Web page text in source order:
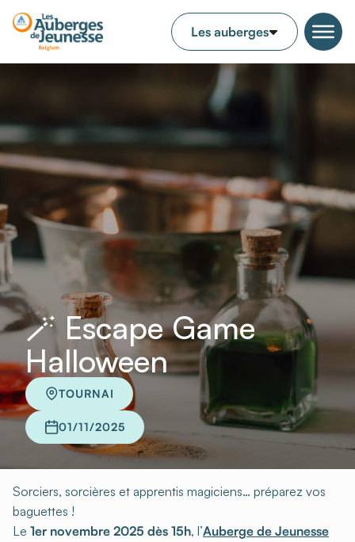
🪄 Escape Game
Halloween
TOURNAI
01/11/2025
Sorciers, sorcières et apprentis magiciens… préparez vos
baguettes !
Le 1er novembre 2025 dès 15h, l’Auberge de Jeunesse